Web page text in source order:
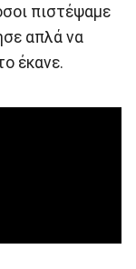
πιστέψαμε
απλά να
έκανε.